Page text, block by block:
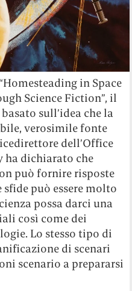
in Space
Science Fiction”, il
sull’idea che la
verosimile fonte
dell’Office
ha dichiarato che
può fornire risposte
può essere molto
possa darci una
così come dei
Lo stesso tipo di
di scenari
scenario a prepararsi